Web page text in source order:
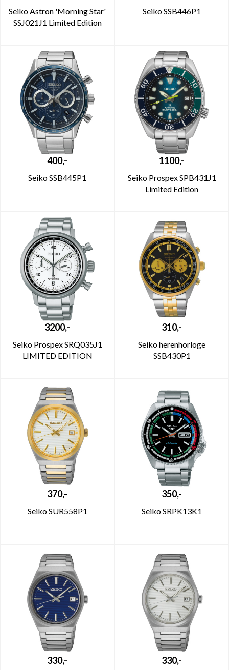
Seiko Astron 'Morning Star'
SSJ021J1 Limited Edition
Seiko SSB446P1
400,-
Seiko SSB445P1
1100,-
Seiko Prospex SPB431J1
Limited Edition
3200,-
Seiko Prospex SRQ035J1
LIMITED EDITION
310,-
Seiko herenhorloge
SSB430P1
370,-
Seiko SUR558P1
350,-
Seiko SRPK13K1
330,- 330,-